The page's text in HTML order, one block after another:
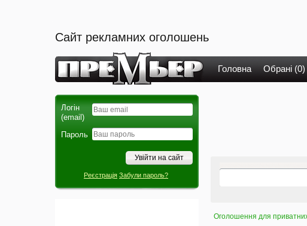
Сайт рекламних оголошень
Головна Обрані (0)
Логін
(email)
Пароль
Реєстрація Забули пароль?
Оголошення для